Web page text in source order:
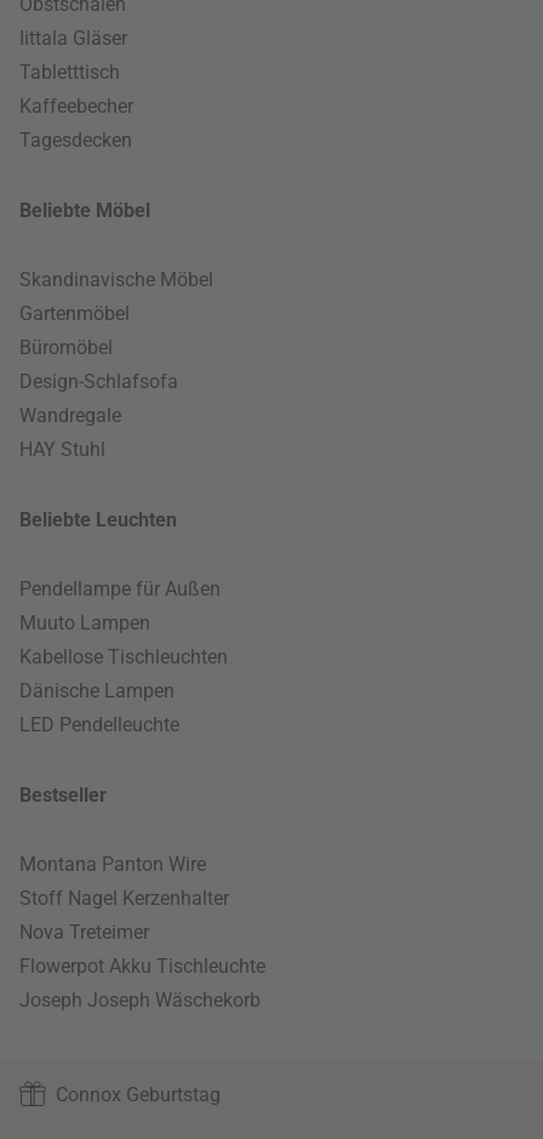
Iittala Gläser
Tabletttisch
Kaffeebecher
Tagesdecken
Beliebte Möbel
Skandinavische Möbel
Gartenmöbel
Büromöbel
Design-Schlafsofa
Wandregale
HAY Stuhl
Beliebte Leuchten
Pendellampe für Außen
Muuto Lampen
Kabellose Tischleuchten
Dänische Lampen
LED Pendelleuchte
Bestseller
Montana Panton Wire
Stoff Nagel Kerzenhalter
Nova Treteimer
Flowerpot Akku Tischleuchte
Joseph Joseph Wäschekorb
Connox Geburtstag